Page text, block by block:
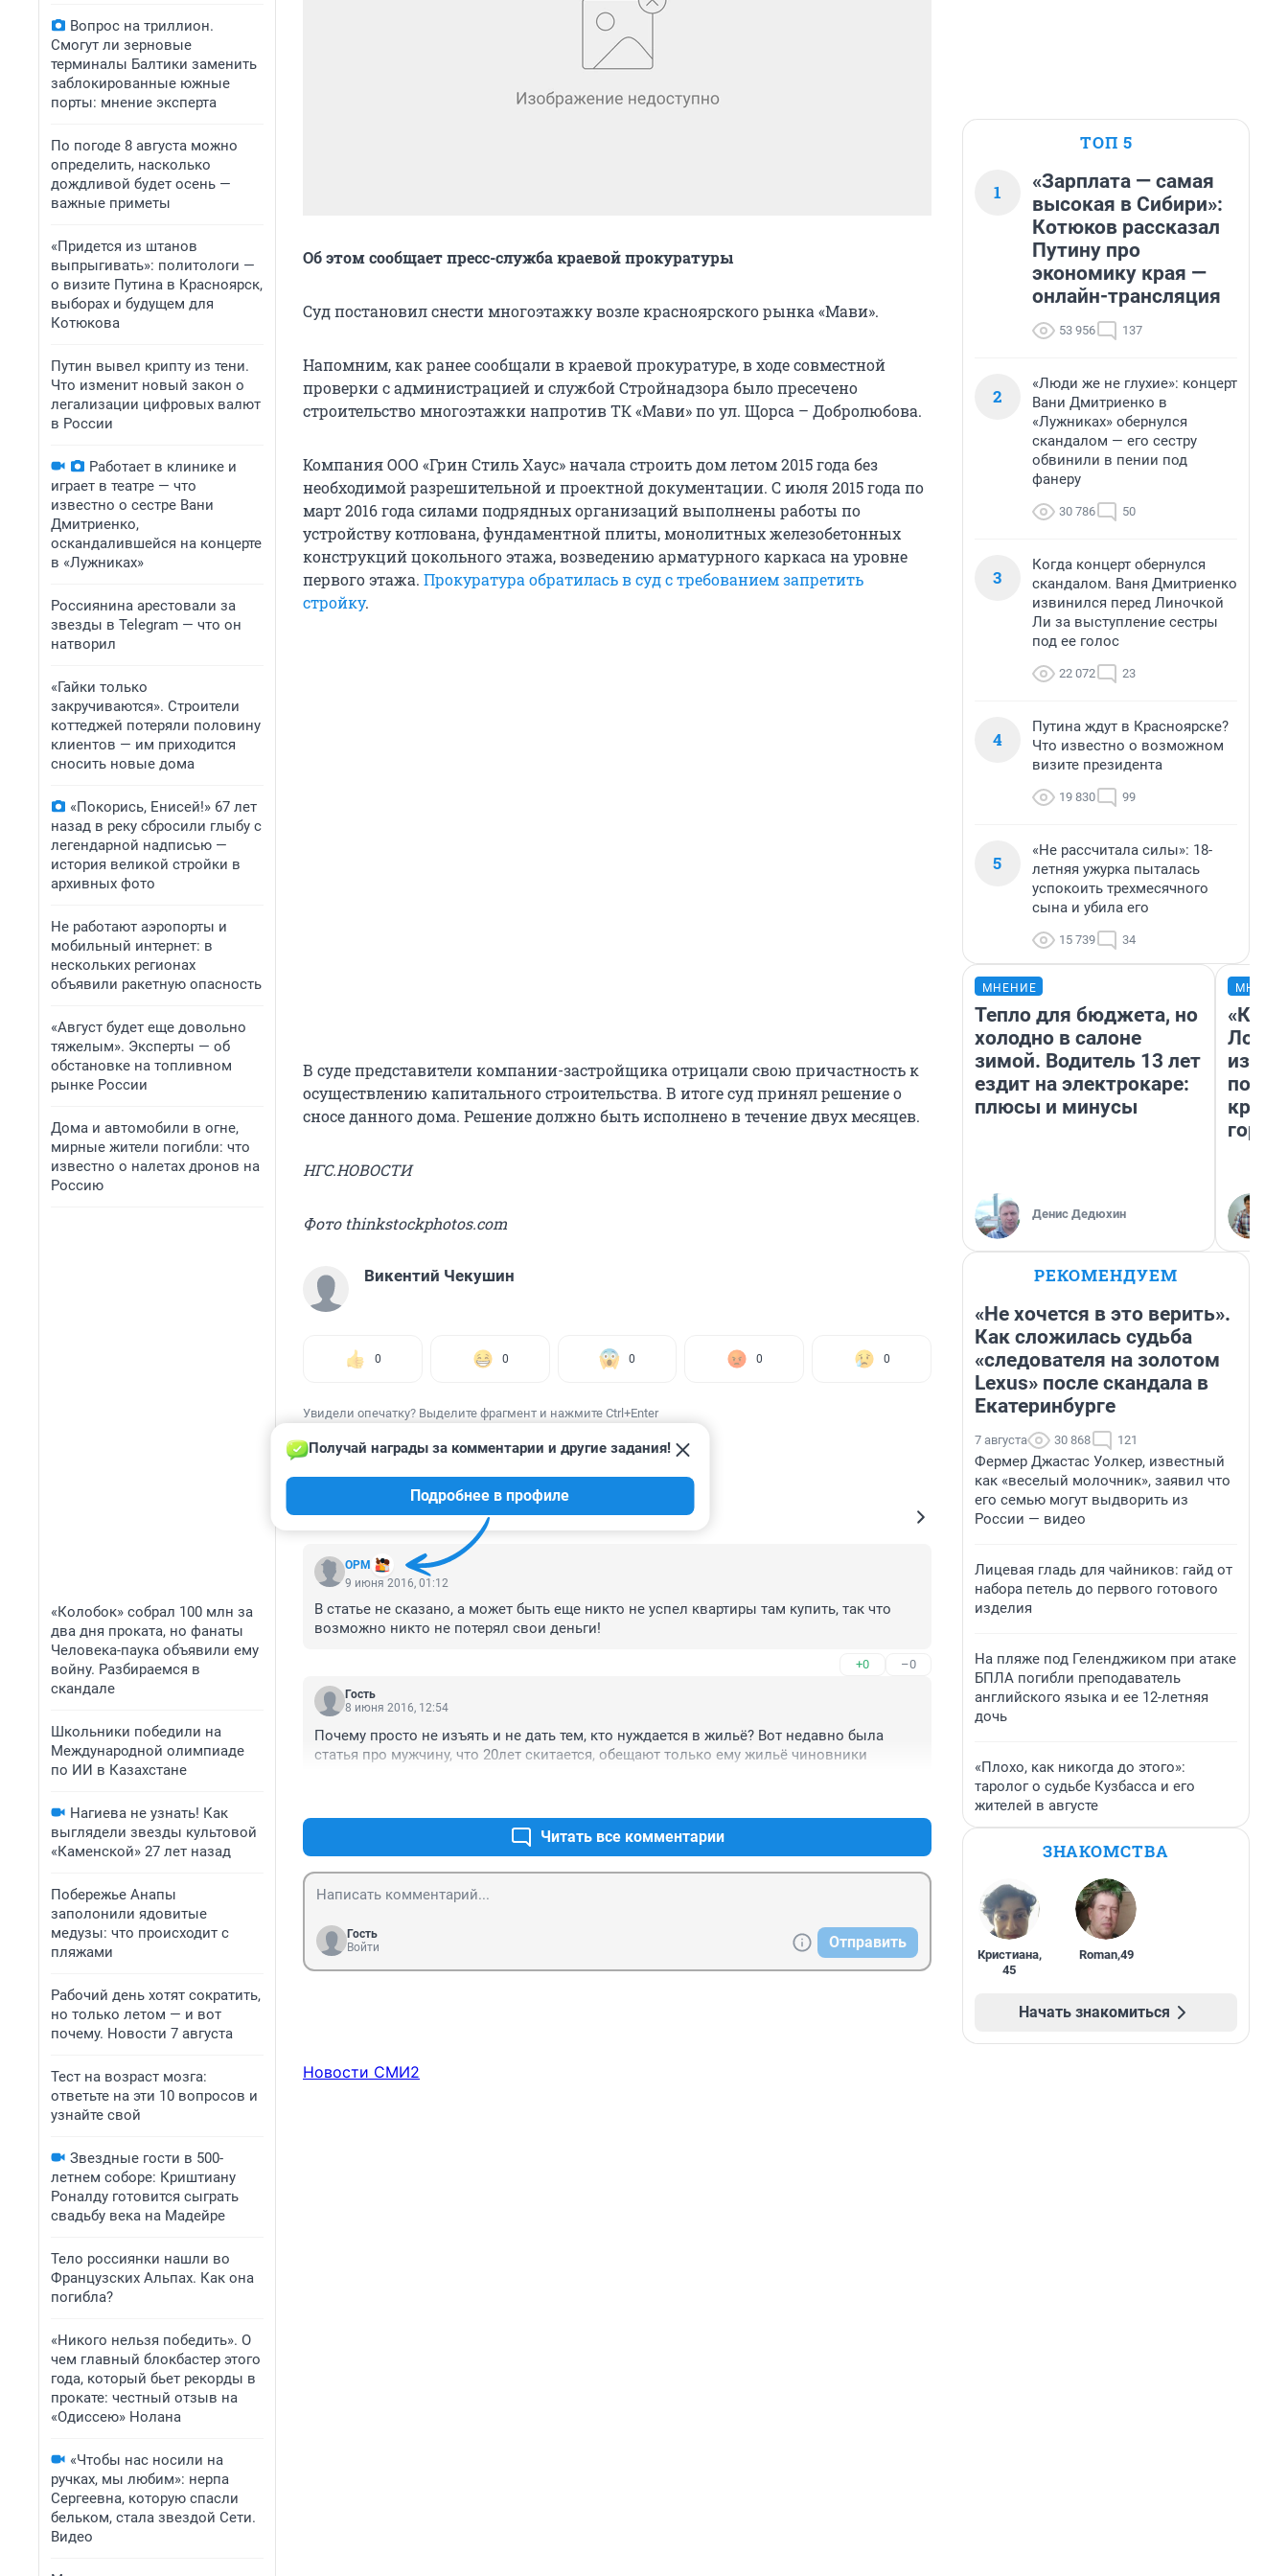
Вопрос на триллион.
Смогут ли зерновые
терминалы Балтики заменить
заблокированные южные
порты: мнение эксперта
По погоде 8 августа можно
определить, насколько
дождливой будет осень —
важные приметы
«Придется из штанов
выпрыгивать»: политологи —
о визите Путина в Красноярск,
выборах и будущем для
Котюкова
Путин вывел крипту из тени.
Что изменит новый закон о
легализации цифровых валют
в России
Работает в клинике и
играет в театре — что
известно о сестре Вани
Дмитриенко,
оскандалившейся на концерте
в «Лужниках»
Россиянина арестовали за
звезды в Telegram — что он
натворил
«Гайки только
закручиваются». Строители
коттеджей потеряли половину
клиентов — им приходится
сносить новые дома
«Покорись, Енисей!» 67 лет
назад в реку сбросили глыбу с
легендарной надписью —
история великой стройки в
архивных фото
Не работают аэропорты и
мобильный интернет: в
нескольких регионах
объявили ракетную опасность
«Август будет еще довольно
тяжелым». Эксперты — об
обстановке на топливном
рынке России
Дома и автомобили в огне,
мирные жители погибли: что
известно о налетах дронов на
Россию
«Колобок» собрал 100 млн за
два дня проката, но фанаты
Человека-паука объявили ему
войну. Разбираемся в
скандале
Школьники победили на
Международной олимпиаде
по ИИ в Казахстане
Нагиева не узнать! Как
выглядели звезды культовой
«Каменской» 27 лет назад
Побережье Анапы
заполонили ядовитые
медузы: что происходит с
пляжами
Рабочий день хотят сократить,
но только летом — и вот
почему. Новости 7 августа
Тест на возраст мозга:
ответьте на эти 10 вопросов и
узнайте свой
Звездные гости в 500-
летнем соборе: Криштиану
Роналду готовится сыграть
свадьбу века на Мадейре
Тело россиянки нашли во
Французских Альпах. Как она
погибла?
«Никого нельзя победить». О
чем главный блокбастер этого
года, который бьет рекорды в
прокате: честный отзыв на
«Одиссею» Нолана
«Чтобы нас носили на
ручках, мы любим»: нерпа
Сергеевна, которую спасли
бельком, стала звездой Сети.
Видео
Об этом сообщает пресс-служба краевой прокуратуры
Суд постановил снести многоэтажку возле красноярского рынка «Мави».
Напомним, как ранее сообщали в краевой прокуратуре, в ходе совместной
проверки с администрацией и службой Стройнадзора было пресечено
строительство многоэтажки напротив ТК «Мави» по ул. Щорса – Добролюбова.
Компания ООО «Грин Стиль Хаус» начала строить дом летом 2015 года без
необходимой разрешительной и проектной документации. С июля 2015 года по
март 2016 года силами подрядных организаций выполнены работы по
устройству котлована, фундаментной плиты, монолитных железобетонных
конструкций цокольного этажа, возведению арматурного каркаса на уровне
первого этажа. Прокуратура обратилась в суд с требованием запретить
стройку.
В суде представители компании-застройщика отрицали свою причастность к
осуществлению капитального строительства. В итоге суд принял решение о
сносе данного дома. Решение должно быть исполнено в течение двух месяцев.
НГС.НОВОСТИ
Фото thinkstockphotos.com
Викентий Чекушин
0 0 0 0 0
Увидели опечатку? Выделите фрагмент и нажмите Ctrl+Enter
КОММЕНТАРИИ 16
OPM
Получай награды за комментарии и другие задания!
Подробнее в профиле
9 июня 2016, 01:12
В статье не сказано, а может быть еще никто не успел квартиры там купить, так что
возможно никто не потерял свои деньги!
+0 –0
Гость
8 июня 2016, 12:54
Почему просто не изъять и не дать тем, кто нуждается в жильё? Вот недавно была
статья про мужчину, что 20лет скитается, обещают только ему жильё чиновники
Читать все комментарии
Гость
Войти
Отправить
Новости СМИ2
ТОП 5
1
«Зарплата — самая
высокая в Сибири»:
Котюков рассказал
Путину про
экономику края —
онлайн-трансляция
53 956 137
2
«Люди же не глухие»: концерт
Вани Дмитриенко в
«Лужниках» обернулся
скандалом — его сестру
обвинили в пении под
фанеру
30 786 50
3
Когда концерт обернулся
скандалом. Ваня Дмитриенко
извинился перед Линочкой
Ли за выступление сестры
под ее голос
22 072 23
4
Путина ждут в Красноярске?
Что известно о возможном
визите президента
19 830 99
5
«Не рассчитала силы»: 18-
летняя ужурка пыталась
успокоить трехмесячного
сына и убила его
15 739 34
МНЕНИЕ
Тепло для бюджета, но
холодно в салоне
зимой. Водитель 13 лет
ездит на электрокаре:
плюсы и минусы
Денис Дедюхин
«Как
из
круче
РЕКОМЕНДУЕМ
«Не хочется в это верить».
Как сложилась судьба
«следователя на золотом
Lexus» после скандала в
Екатеринбурге
7 августа 30 868 121
Фермер Джастас Уолкер, известный
как «веселый молочник», заявил что
его семью могут выдворить из
России — видео
Лицевая гладь для чайников: гайд от
набора петель до первого готового
изделия
На пляже под Геленджиком при атаке
БПЛА погибли преподаватель
английского языка и ее 12-летняя
дочь
«Плохо, как никогда до этого»:
таролог о судьбе Кузбасса и его
жителей в августе
ЗНАКОМСТВА
Кристиана,
45
Roman,49
Начать знакомиться